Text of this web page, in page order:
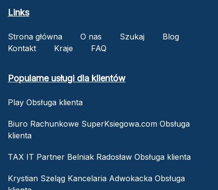
Links
Strona główna O nas Szukaj
Blog
Kontakt
Kraje FAQ
Popularne usługi dla klientów
Play Obsługa klienta
Biuro Rachunkowe SuperKsiegowa.com Obsługa
klienta
TAX IT Partner Belniak Radosław Obsługa klienta
Krystian Szeląg Kancelaria Adwokacka Obsługa